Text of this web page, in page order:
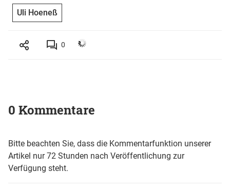
Uli Hoeneß
0
0 Kommentare
Bitte beachten Sie, dass die Kommentarfunktion unserer
Artikel nur 72 Stunden nach Veröffentlichung zur
Verfügung steht.